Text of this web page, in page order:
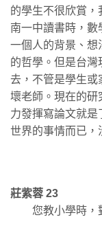
的學生不很欣賞，
南一中讀書時，數
一個人的背景、想
的哲學。但是台灣
去，不管是學生或
壞老師。現在的研
力發揮寫論文就是
世界的事情而已，
莊紫蓉 23
您教小學時，對